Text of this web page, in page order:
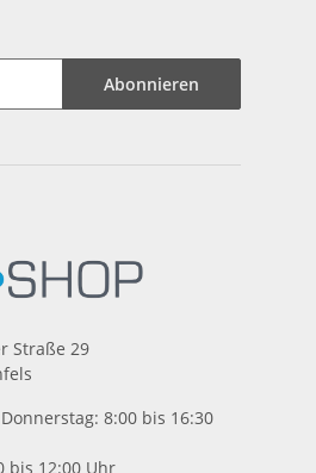
Abonnieren
Straße 29
8:00 bis 16:30
bis 12:00 Uhr